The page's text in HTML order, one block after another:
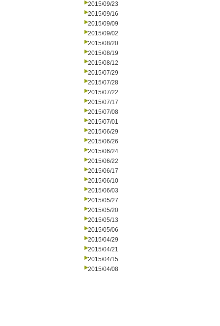
2015/09/23
2015/09/16
2015/09/09
2015/09/02
2015/08/20
2015/08/19
2015/08/12
2015/07/29
2015/07/28
2015/07/22
2015/07/17
2015/07/08
2015/07/01
2015/06/29
2015/06/26
2015/06/24
2015/06/22
2015/06/17
2015/06/10
2015/06/03
2015/05/27
2015/05/20
2015/05/13
2015/05/06
2015/04/29
2015/04/21
2015/04/15
2015/04/08